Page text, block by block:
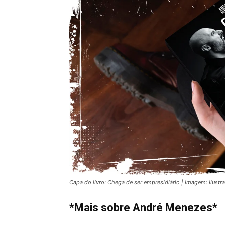
Capa do livro: Chega de ser empresidiário | Imagem:
*Mais sobre André Menezes*